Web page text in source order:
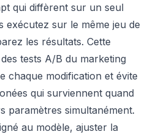
qui diffèrent sur un seul
exécutez sur le même jeu de
les résultats. Cette
tests A/B du marketing
chaque modification et évite
qui surviennent quand
paramètres simultanément.
au modèle, ajuster la